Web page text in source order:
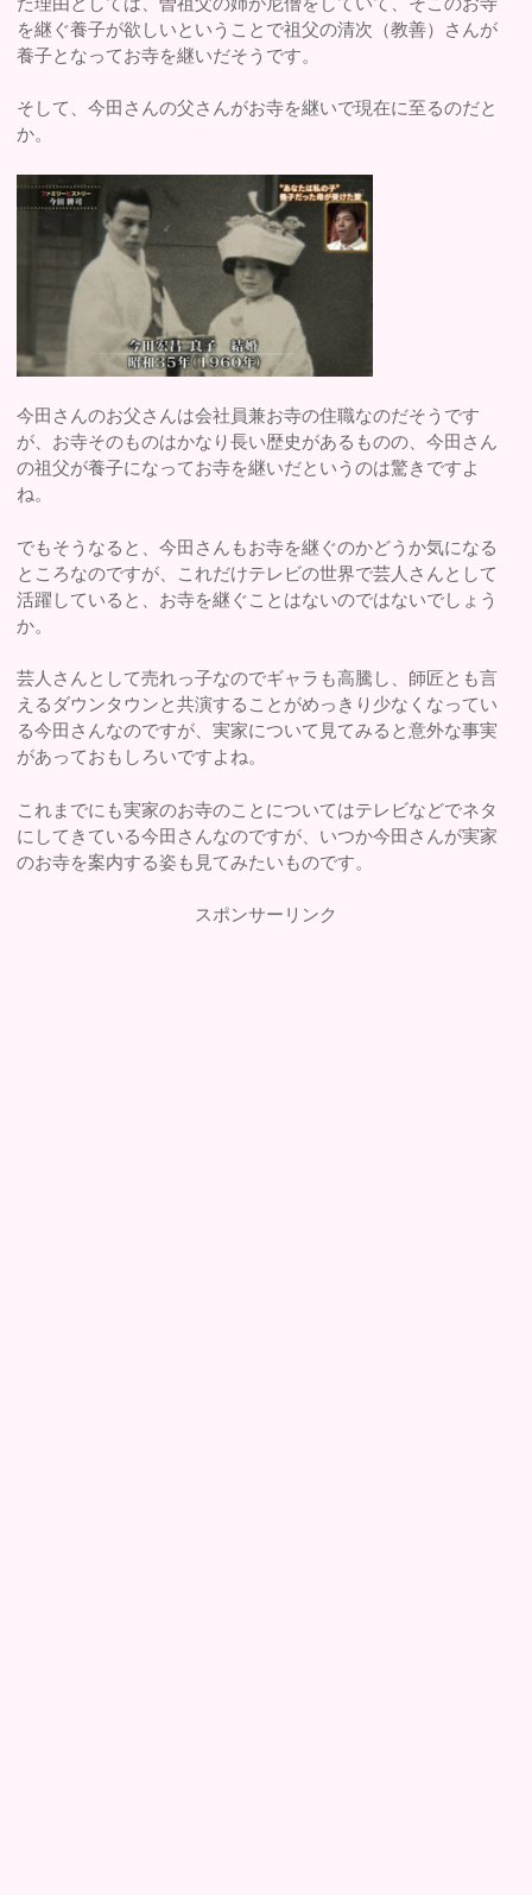
を継ぐ養子が欲しいということで祖父の清次（教善）さんが
養子となってお寺を継いだそうです。
そして、今田さんの父さんがお寺を継いで現在に至るのだと
か。
今田さんのお父さんは会社員兼お寺の住職なのだそうです
が、お寺そのものはかなり長い歴史があるものの、今田さん
の祖父が養子になってお寺を継いだというのは驚きですよ
ね。
でもそうなると、今田さんもお寺を継ぐのかどうか気になる
ところなのですが、これだけテレビの世界で芸人さんとして
活躍していると、お寺を継ぐことはないのではないでしょう
か。
芸人さんとして売れっ子なのでギャラも高騰し、師匠とも言
えるダウンタウンと共演することがめっきり少なくなってい
る今田さんなのですが、実家について見てみると意外な事実
があっておもしろいですよね。
これまでにも実家のお寺のことについてはテレビなどでネタ
にしてきている今田さんなのですが、いつか今田さんが実家
のお寺を案内する姿も見てみたいものです。
スポンサーリンク